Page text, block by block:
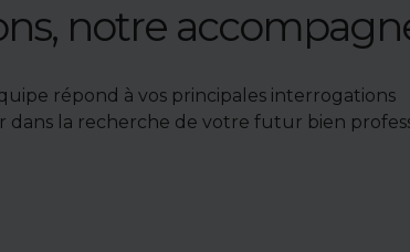
notre
répond à vos principales interrogations
dans la recherche de votre futur bien